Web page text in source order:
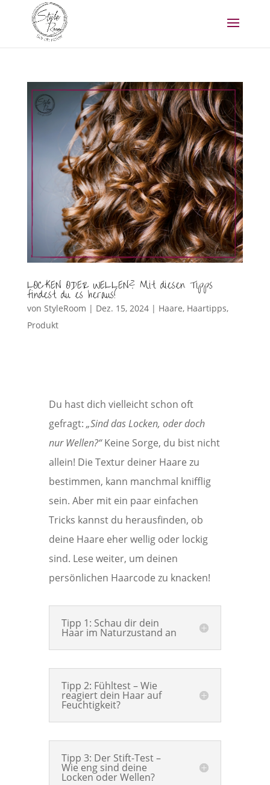
LOCKEN ODER WELLEN? Mit diesen Tipps
findest du es heraus!
von StyleRoom | Dez. 15, 2024| Haare, Haartipps,
Produkt
Du hast dich vielleicht schon oft
gefragt: „Sind das Locken, oder doch
nur Wellen?“Keine Sorge, du bist nicht
allein! Die Textur deiner Haare zu
bestimmen, kann manchmal knifflig
sein. Aber mit ein paar einfachen
Tricks kannst du herausfinden, ob
deine Haare eher wellig oder lockig
sind. Lese weiter, um deinen
persönlichen Haarcode zu knacken!
Tipp 1: Schau dir dein
Haar im Naturzustand an
Tipp 2: Fühltest – Wie
reagiert dein Haar auf
Feuchtigkeit?
Tipp 3: Der Stift-Test –
Wie eng sind deine
Locken oder Wellen?